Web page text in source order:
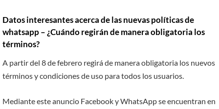
Datos interesantes acerca de las nuevas políticas de
whatsapp– ¿Cuándo regirán de manera obligatoria los
términos?
A partir del 8 de febrero regirá de manera obligatoria los nuevos
términos y condiciones de uso para todos los usuarios.
Mediante este anuncio Facebook y WhatsApp se encuentran en